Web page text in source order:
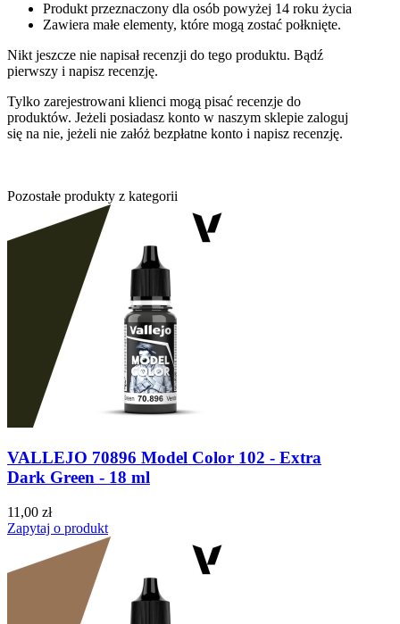
Produkt przeznaczony dla osób powyżej 14 roku życia
Zawiera małe elementy, które mogą zostać połknięte.
Nikt jeszcze nie napisał recenzji do tego produktu. Bądź
pierwszy i napisz recenzję.
Tylko zarejestrowani klienci mogą pisać recenzje do
produktów. Jeżeli posiadasz konto w naszym sklepie zaloguj
się na nie, jeżeli nie załóż bezpłatne konto i napisz recenzję.
Pozostałe produkty z kategorii
VALLEJO 70896 Model Color 102 - Extra
Dark Green - 18 ml
11,00 zł
Zapytaj o produkt